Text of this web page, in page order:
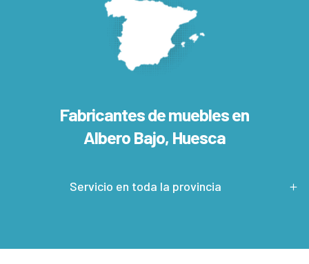
Fabricantes de muebles en
Albero Bajo, Huesca
Servicio en toda la provincia